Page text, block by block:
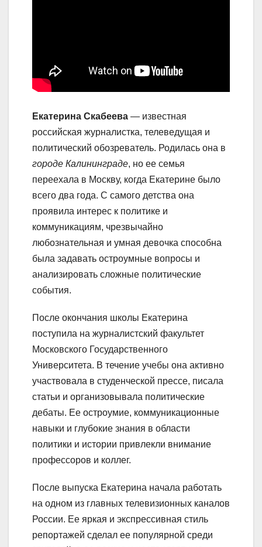
Екатерина Скабеева — известная
российская журналистка, телеведущая и
политический обозреватель. Родилась она в
городе Калининграде, но ее семья
переехала в Москву, когда Екатерине было
всего два года. С самого детства она
проявила интерес к политике и
коммуникациям, чрезвычайно
любознательная и умная девочка способна
была задавать остроумные вопросы и
анализировать сложные политические
события.
После окончания школы Екатерина
поступила на журналистский факультет
Московского Государственного
Университета. В течение учебы она активно
участвовала в студенческой прессе, писала
статьи и организовывала политические
дебаты. Ее остроумие, коммуникационные
навыки и глубокие знания в области
политики и истории привлекли внимание
профессоров и коллег.
После выпуска Екатерина начала работать
на одном из главных телевизионных каналов
России. Ее яркая и экспрессивная стиль
репортажей сделал ее популярной среди